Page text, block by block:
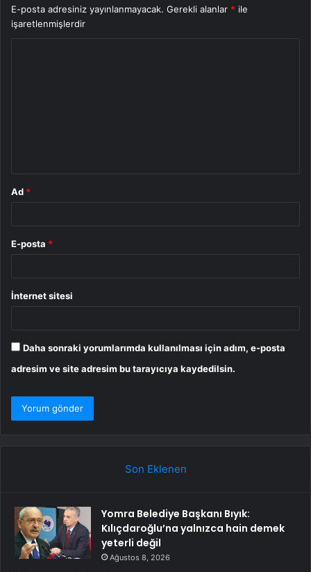
E-posta adresiniz yayınlanmayacak. Gerekli alanlar * ile
işaretlenmişlerdir
Ad *
E-posta *
İnternet sitesi
Daha sonraki yorumlarımda kullanılması için adım, e-posta
adresim ve site adresim bu tarayıcıya kaydedilsin.
Son Eklenen
Yomra Belediye Başkanı Bıyık:
Kılıçdaroğlu’na yalnızca hain demek
yeterli değil
Ağustos 8, 2026